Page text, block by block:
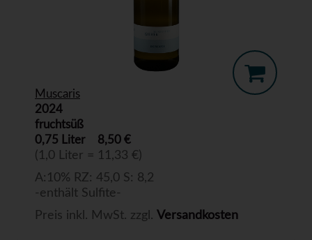
Muscaris
2024
fruchtsüß
0,75 Liter
8,50 €
(1,0 Liter = 11,33 €)
A:10% RZ: 45,0 S: 8,2
-enthält Sulfite-
Preis inkl. MwSt. zzgl. Versandkosten